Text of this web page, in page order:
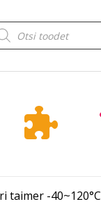
taimer -40~120°C